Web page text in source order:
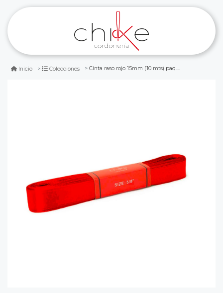
Inicio Colecciones Cinta raso rojo 15mm (10 mts) paq. 10 und